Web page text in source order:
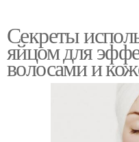
Секреты
яйцом для
волосами и